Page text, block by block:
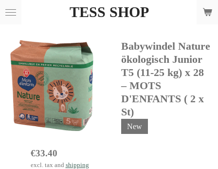
Skip
content
TESS SHOP
Babywindel Nature
ökologisch Junior
T5 (11-25 kg) x 28
– MOTS
D'ENFANTS ( 2 x
St)
New
€33.40
excl. tax and shipping